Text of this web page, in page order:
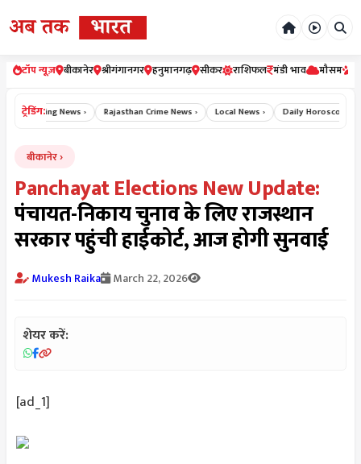
टॉप न्यूज़ बीकानेर श्रीगंगानगर हनुमानगढ़ सीकर राशिफल मंडी भाव मौसम
ट्रेडिंग:
Breaking News › Rajasthan Crime News › Local News › Daily Horoscope
बीकानेर
Panchayat Elections New Update:
पंचायत-निकाय चुनाव के लिए राजस्थान
सरकार पहुंची हाईकोर्ट, आज होगी सुनवाई
Mukesh Raika March 22, 2026
शेयर करें:
[ad_1]